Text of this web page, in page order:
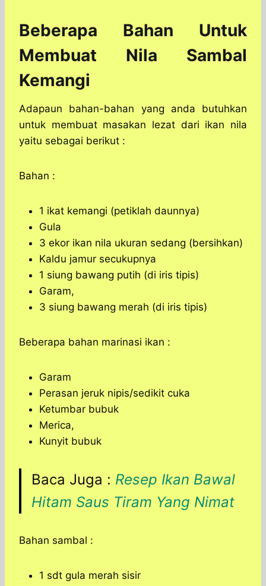
Beberapa Bahan Untuk
Membuat Nila Sambal
Kemangi
Adapaun bahan-bahan yang anda butuhkan
untuk membuat masakan lezat dari ikan nila
yaitu sebagai berikut :
Bahan :
1 ikat kemangi (petiklah daunnya)
Gula
3 ekor ikan nila ukuran sedang (bersihkan)
Kaldu jamur secukupnya
1 siung bawang putih (di iris tipis)
Garam,
3 siung bawang merah (di iris tipis)
Beberapa bahan marinasi ikan :
Garam
Perasan jeruk nipis/sedikit cuka
Ketumbar bubuk
Merica,
Kunyit bubuk
Baca Juga : Resep Ikan Bawal
Hitam Saus Tiram Yang Nimat
Bahan sambal :
1 sdt gula merah sisir